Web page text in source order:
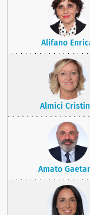
Alifano
Almici
Amato